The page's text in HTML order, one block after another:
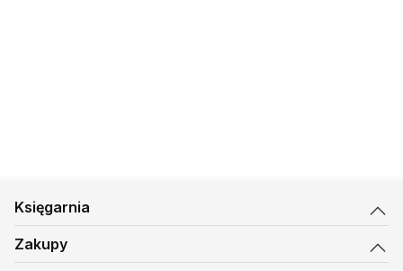
Księgarnia
Zakupy